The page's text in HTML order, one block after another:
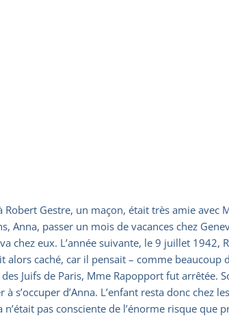
Gestre, un maçon, était très amie
passer un mois de vacances chez
eux. L’année suivante, le 9 juillet 1942,
caché, car il pensait – comme beaucoup
Juifs de Paris, Mme Rapopport fut arrêtée.
d’Anna. L’enfant resta donc chez
pas consciente de l’énorme risque que